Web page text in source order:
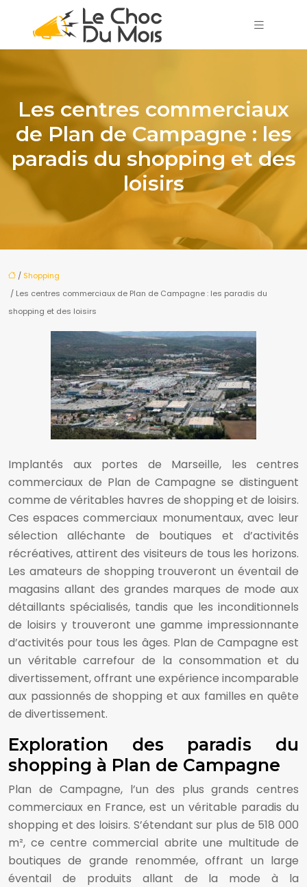
Les centres commerciaux
de Plan de Campagne : les
paradis du shopping et des
loisirs
/ Shopping
/ Les centres commerciaux de Plan de Campagne : les paradis du
shopping et des loisirs
Implantés aux portes de Marseille, les centres
commerciaux de Plan de Campagne se distinguent
comme de véritables havres de shopping et de loisirs.
Ces espaces commerciaux monumentaux, avec leur
sélection alléchante de boutiques et d’activités
récréatives, attirent des visiteurs de tous les horizons.
Les amateurs de shopping trouveront un éventail de
magasins allant des grandes marques de mode aux
détaillants spécialisés, tandis que les inconditionnels
de loisirs y trouveront une gamme impressionnante
d’activités pour tous les âges. Plan de Campagne est
un véritable carrefour de la consommation et du
divertissement, offrant une expérience incomparable
aux passionnés de shopping et aux familles en quête
de divertissement.
Exploration des paradis du
shopping à Plan de Campagne
Plan de Campagne, l’un des plus grands centres
commerciaux en France, est un véritable paradis du
shopping et des loisirs. S’étendant sur plus de 518 000
m², ce centre commercial abrite une multitude de
boutiques de grande renommée, offrant un large
éventail de produits allant de la mode à la